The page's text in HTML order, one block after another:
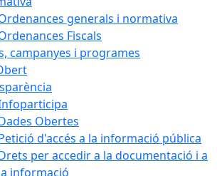
generals i normativa
Fiscals
campanyes i programes
Obertes
d'accés a la informació pública
per accedir a la documentació i a
informació